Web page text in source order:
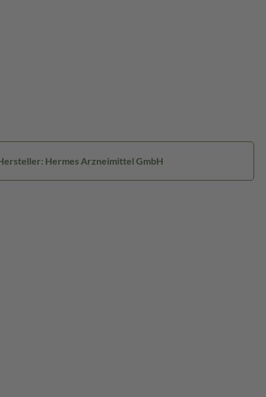
Hermes Arzneimittel GmbH